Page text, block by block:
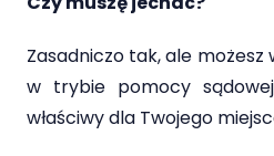
Zasadniczo tak, ale możesz
w trybie pomocy
właściwy dla Twojego